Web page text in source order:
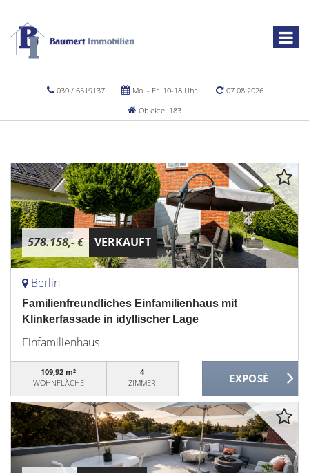
030 / 6519137 Mo. - Fr. 10-18 Uhr
07.08.2026
Objekte: 183
578.158,- € VERKAUFT
Berlin
Familienfreundliches Einfamilienhaus mit
Klinkerfassade in idyllischer Lage
Einfamilienhaus
109,92 m²
WOHNFLÄCHE
4
ZIMMER